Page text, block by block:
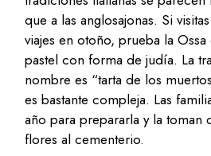
que a las anglosajonas. Si
viajes en otoño, prueba la
pastel con forma de judía. La
nombre es “tarta de los
es bastante compleja. Las
año para prepararla y la toman
flores al cementerio.